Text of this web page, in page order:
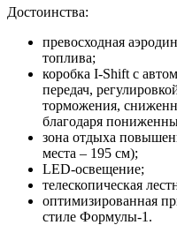
Достоинства:
превосходная
топлива;
коробка I-Shift с
передач,
торможения,
благодаря
зона отдыха
места – 195 см);
LED-освещение;
телескопическая
оптимизированная
стиле Формулы-1.